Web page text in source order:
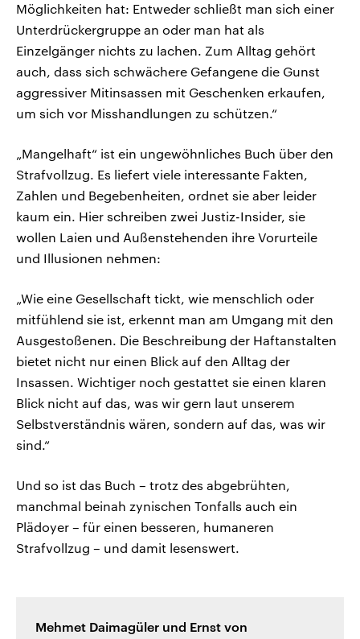
Möglichkeiten hat: Entweder schließt man sich einer
Unterdrückergruppe an oder man hat als
Einzelgänger nichts zu lachen. Zum Alltag gehört
auch, dass sich schwächere Gefangene die Gunst
aggressiver Mitinsassen mit Geschenken erkaufen,
um sich vor Misshandlungen zu schützen.“
„Mangelhaft“ ist ein ungewöhnliches Buch über den
Strafvollzug. Es liefert viele interessante Fakten,
Zahlen und Begebenheiten, ordnet sie aber leider
kaum ein. Hier schreiben zwei Justiz-Insider, sie
wollen Laien und Außenstehenden ihre Vorurteile
und Illusionen nehmen:
„Wie eine Gesellschaft tickt, wie menschlich oder
mitfühlend sie ist, erkennt man am Umgang mit den
Ausgestoßenen. Die Beschreibung der Haftanstalten
bietet nicht nur einen Blick auf den Alltag der
Insassen. Wichtiger noch gestattet sie einen klaren
Blick nicht auf das, was wir gern laut unserem
Selbstverständnis wären, sondern auf das, was wir
sind.“
Und so ist das Buch – trotz des abgebrühten,
manchmal beinah zynischen Tonfalls auch ein
Plädoyer – für einen besseren, humaneren
Strafvollzug – und damit lesenswert.
Mehmet Daimagüler und Ernst von